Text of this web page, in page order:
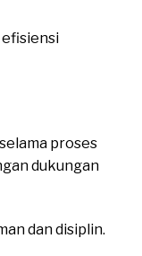
proses
dukungan
dan disiplin.